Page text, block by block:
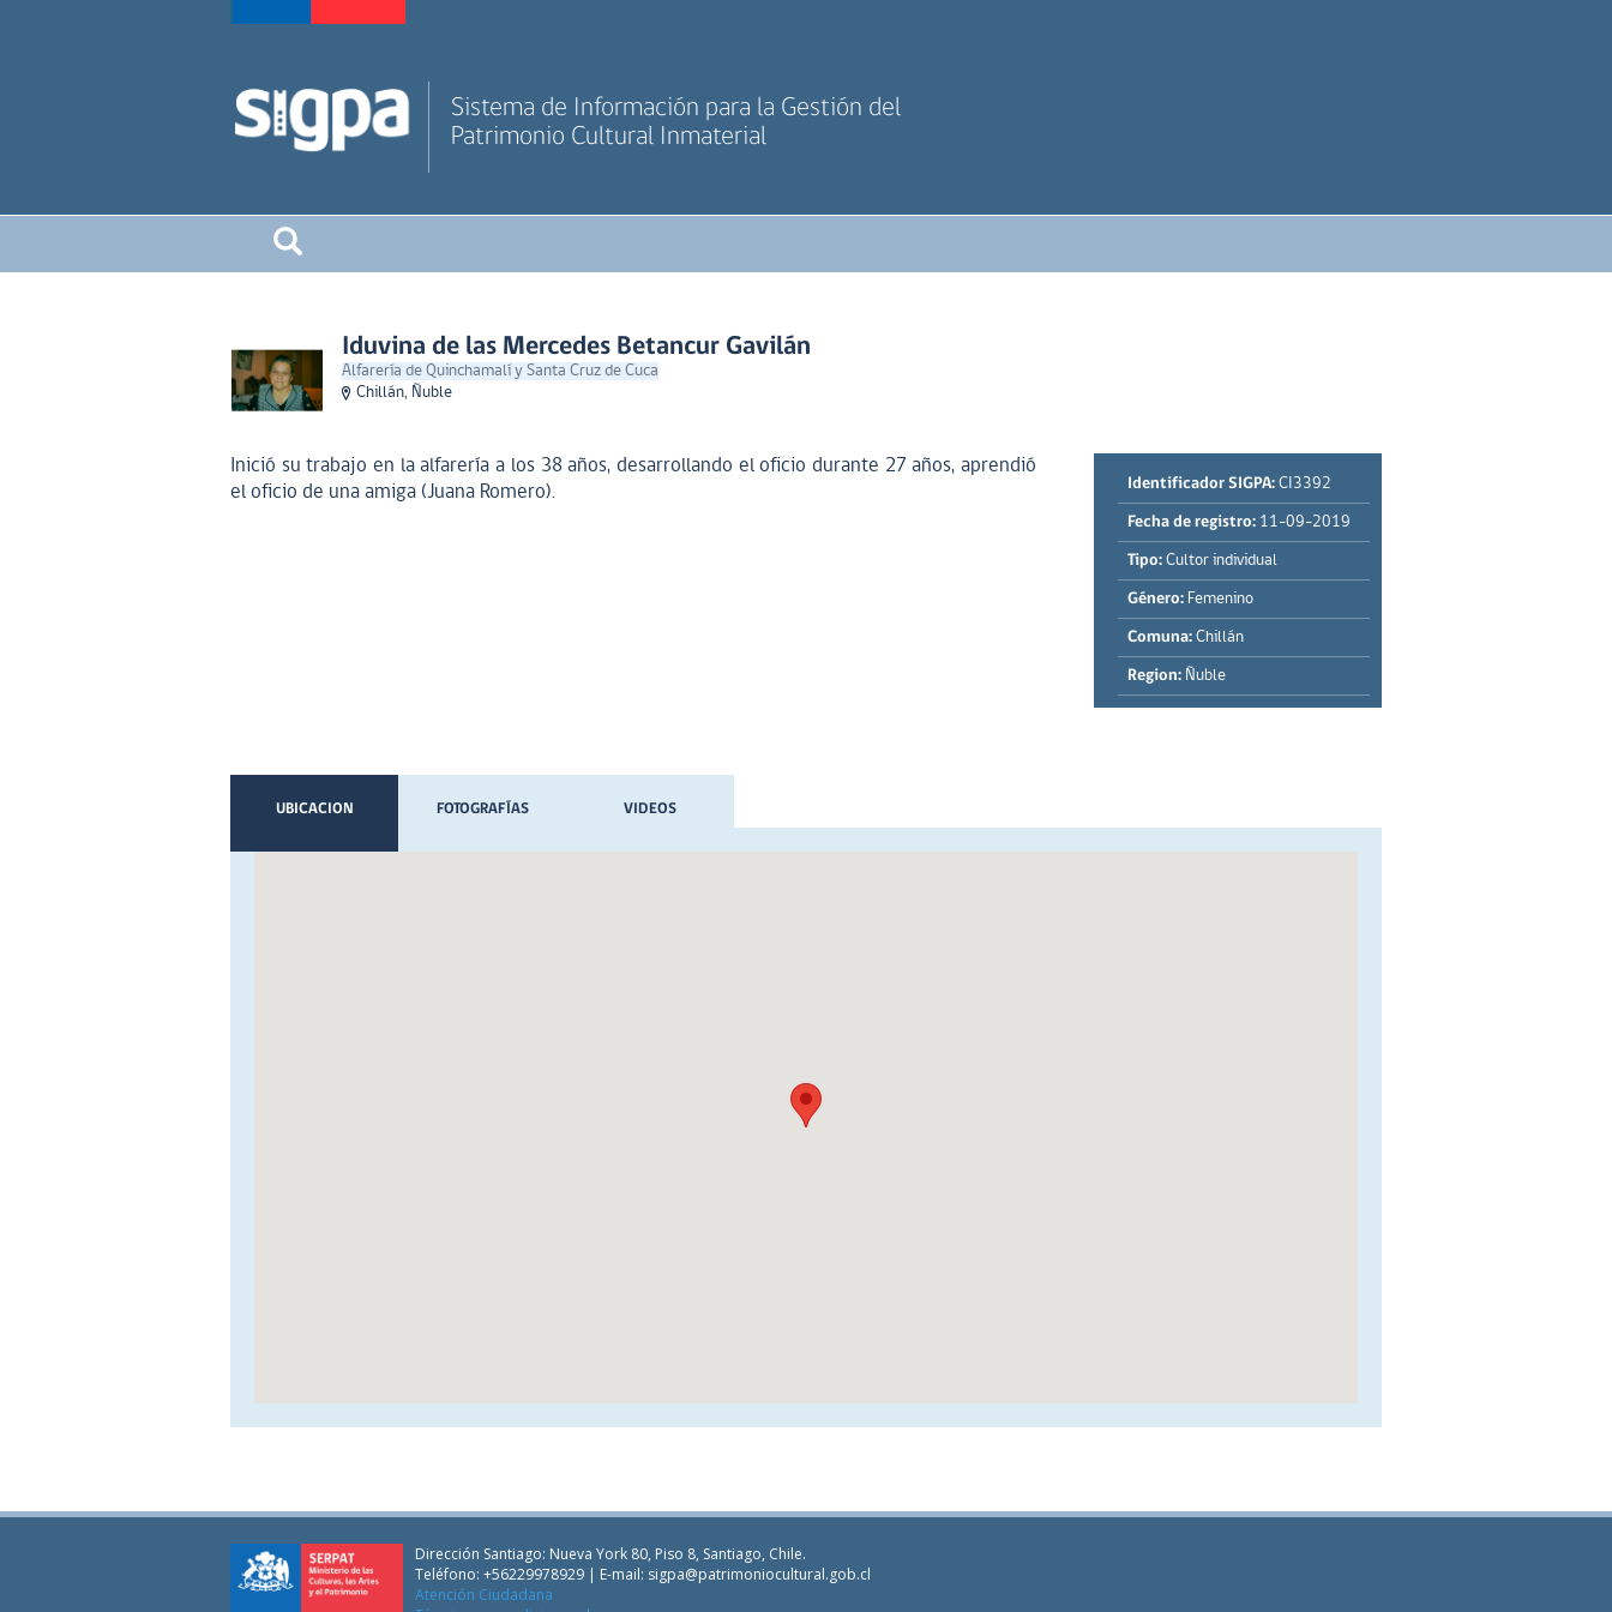
Sistema de Información para la Gestión del
Patrimonio Cultural Inmaterial
Iduvina de las Mercedes Betancur Gavilán
Alfarería de Quinchamalí y Santa Cruz de Cuca
Chillán, Ñuble
Inició su trabajo en la alfarería a los 38 años, desarrollando el oficio durante 27 años, aprendió
el oficio de una amiga (Juana Romero).
Identificador SIGPA: CI3392
Fecha de registro: 11-09-2019
Tipo: Cultor individual
Género: Femenino
Comuna: Chillán
Region: Ñuble
UBICACION FOTOGRAFÍAS VIDEOS
Dirección Santiago: Nueva York 80, Piso 8, Santiago, Chile.
Teléfono: +56229978929 | E-mail: sigpa@patrimoniocultural.gob.cl
Atención Ciudadana